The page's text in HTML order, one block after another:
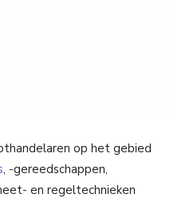
op het gebied
, -gereedschappen,
en regeltechnieken